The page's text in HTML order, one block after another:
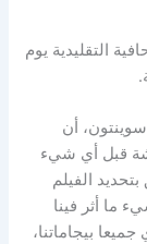
التقليدية يوم
سوينتون، أن
قبل أي شيء
الفيلم
ما أثر فينا
بيجاماتنا،